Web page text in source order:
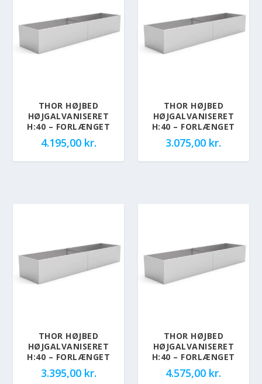
THOR HØJBED
HØJGALVANISERET
H:40 – FORLÆNGET
4.195,00 kr.
THOR HØJBED
HØJGALVANISERET
H:40 – FORLÆNGET
3.075,00 kr.
THOR HØJBED
HØJGALVANISERET
H:40 – FORLÆNGET
3.395,00 kr.
THOR HØJBED
HØJGALVANISERET
H:40 – FORLÆNGET
4.575,00 kr.